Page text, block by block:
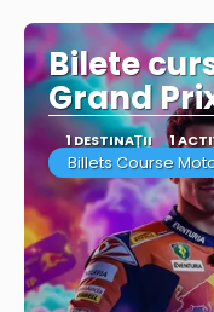
Bilete
Grand
1 DESTINAŢII 1
Billets Course